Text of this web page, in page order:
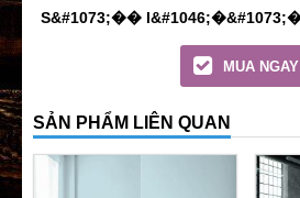
MUA NGAY
SẢN PHẨM LIÊN QUAN